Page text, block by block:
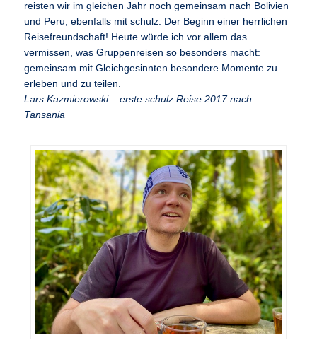
reisten wir im gleichen Jahr noch gemeinsam nach Bolivien
und Peru, ebenfalls mit schulz. Der Beginn einer herrlichen
Reisefreundschaft! Heute würde ich vor allem das
vermissen, was Gruppenreisen so besonders macht:
gemeinsam mit Gleichgesinnten besondere Momente zu
erleben und zu teilen.
Lars Kazmierowski – erste schulz Reise 2017 nach
Tansania